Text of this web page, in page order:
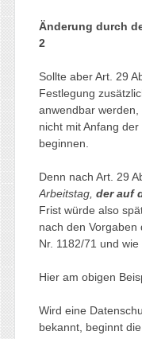
Änderung durch
2
Sollte aber Art. 29
Festlegung
anwendbar
nicht mit Anfang
beginnen.
Denn nach Art. 29
Arbeitstag, der auf
Frist würde also
nach den Vorgaben
Nr. 1182/71 und
Hier am obigen
Wird eine
bekannt, beginnt